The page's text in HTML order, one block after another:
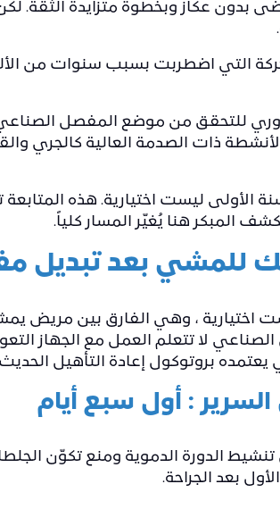
بدون عكاز وبخطوة متزايدة الثقة.
التي اضطربت بسبب سنوات من
للتحقق من موضع المفصل
الأنشطة ذات الصدمة العالية كالجري
للطبيب كل 6 أشهر في السنة الأولى ليست
المبكر هنا يُغيّر المسار كلياً.
للمشي بعد تبديل
الصناعي لا تتعلم العمل مع الجهاز
يعتمده بروتوكول إعادة التأهيل
: أول سبع أيام
الدورة الدموية ومنع تكوّن
بعد الجراحة.